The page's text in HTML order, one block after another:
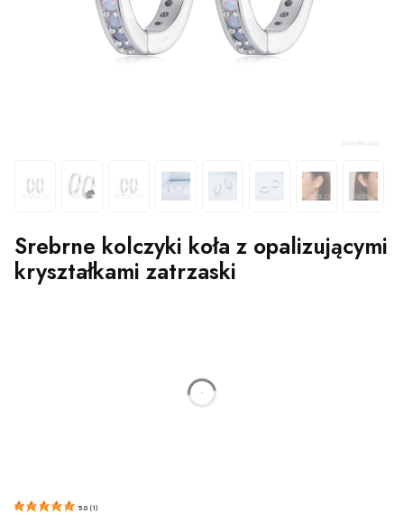
Srebrne kolczyki koła z opalizującymi
kryształkami zatrzaski
godzin
5.0 (1 )